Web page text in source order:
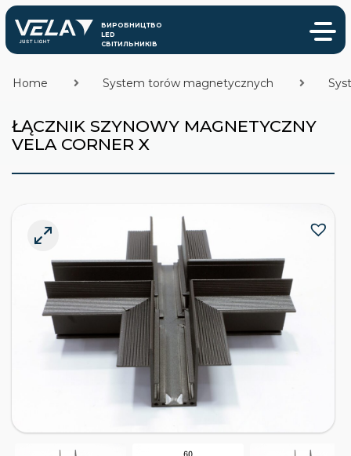
ŁĄCZNIK SZYNOWY MAGNETYCZNY
VELA CORNER X
Home System torów magnetycznych